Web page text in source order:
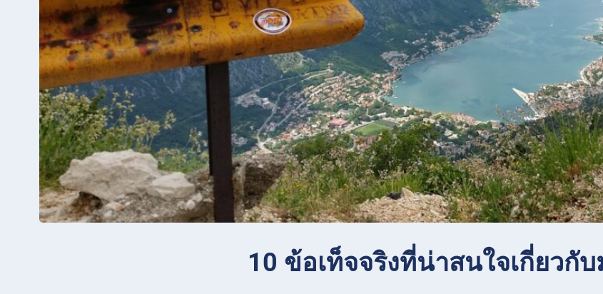
10 ข้อเท็จจริงที่น่าสนใจเกี่ยวกั